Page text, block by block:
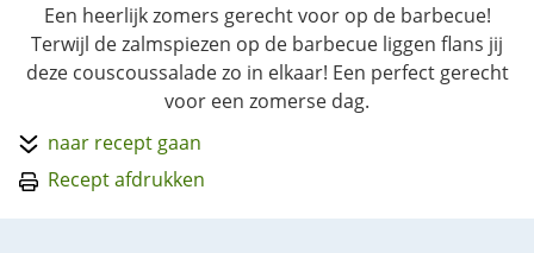
Een heerlijk zomers gerecht voor op de barbecue!
Terwijl de zalmspiezen op de barbecue liggen flans jij
deze couscoussalade zo in elkaar! Een perfect gerecht
voor een zomerse dag.
naar recept gaan
Recept afdrukken